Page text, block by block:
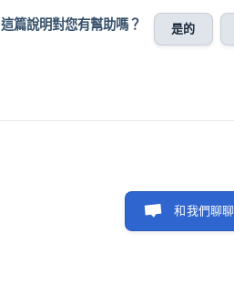
這篇說明對您有幫助嗎？ 是的
和我們聊聊